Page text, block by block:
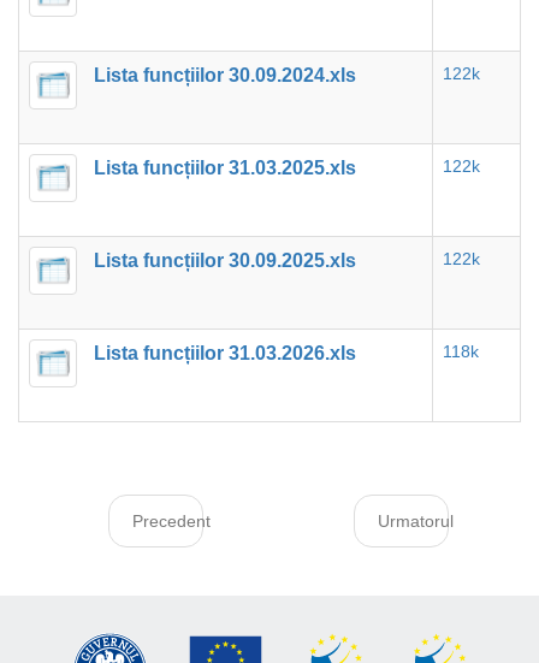
Lista funcțiilor 30.09.2024.xls 122k
Lista funcțiilor 31.03.2025.xls 122k
Lista funcțiilor 30.09.2025.xls 122k
Lista funcțiilor 31.03.2026.xls 118k
Precedent Urmatorul